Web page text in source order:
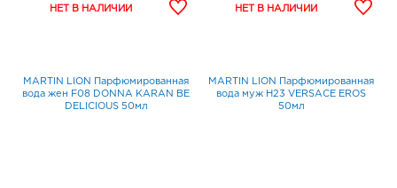
MARTIN LION Парфюмированная
вода жен F08 DONNA KARAN BE
DELICIOUS 50мл
MARTIN LION Парфюмированная
вода муж H23 VERSACE EROS
50мл